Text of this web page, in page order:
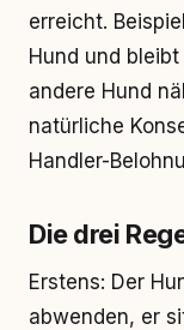
erreicht.
Hund und
andere Hund
natürliche
Handler-
Die drei
Erstens: Der
abwenden, er